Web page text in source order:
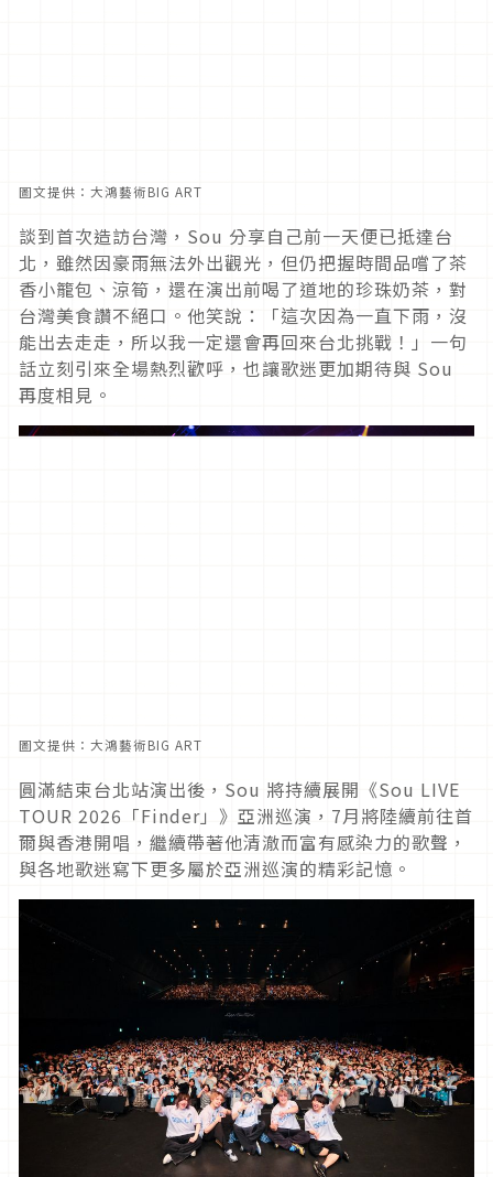
圖文提供：大鴻藝術BIG ART
談到首次造訪台灣，Sou 分享自己前一天便已抵達台
北，雖然因豪雨無法外出觀光，但仍把握時間品嚐了茶
香小籠包、涼筍，還在演出前喝了道地的珍珠奶茶，對
台灣美食讚不絕口。他笑說：「這次因為一直下雨，沒
能出去走走，所以我一定還會再回來台北挑戰！」一句
話立刻引來全場熱烈歡呼，也讓歌迷更加期待與 Sou
再度相見。
圖文提供：大鴻藝術BIG ART
圓滿結束台北站演出後，Sou 將持續展開《Sou LIVE
TOUR 2026「Finder」》亞洲巡演，7月將陸續前往首
爾與香港開唱，繼續帶著他清澈而富有感染力的歌聲，
與各地歌迷寫下更多屬於亞洲巡演的精彩記憶。